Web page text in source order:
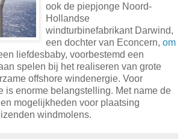
ook de piepjonge Noord-
Hollandse
windturbinefabrikant Darwind,
een dochter van Econcern, om
liefdesbaby, voorbestemd een
spelen bij het realiseren van grote
offshore windenergie. Voor
is enorme belangstelling. Met name de
mogelijkheden voor plaatsing
windmolens.